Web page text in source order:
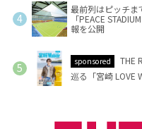
最前列はピッチま
「PEACE
報を公開
sponsored
THE
巡る「宮崎 LOVE